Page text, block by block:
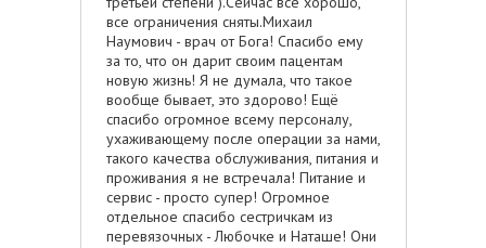
все ограничения сняты.Михаил
Наумович - врач от Бога! Спасибо ему
за то, что он дарит своим пацентам
новую жизнь! Я не думала, что такое
вообще бывает, это здорово! Ещё
спасибо огромное всему персоналу,
ухаживающему после операции за нами,
такого качества обслуживания, питания и
проживания я не встречала! Питание и
сервис - просто супер! Огромное
отдельное спасибо сестричкам из
перевязочных - Любочке и Наташе! Они